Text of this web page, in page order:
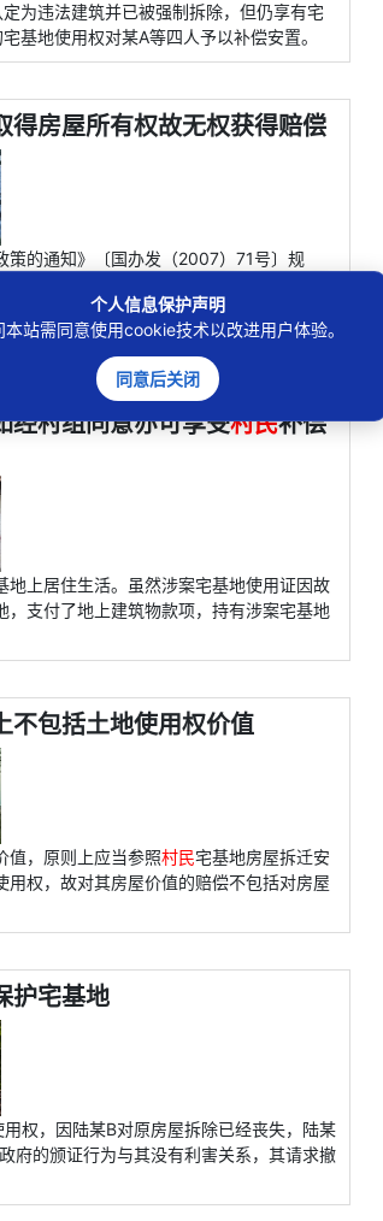
为违法建筑并已被强制拆除，但仍享有宅
基地使用权对某A等四人予以补偿安置。
得房屋所有权故无权获得赔偿
策的通知》〔国办发（2007）71号〕规
基地、农民住宅或“小产权房”。当事人并
成员合作建造案涉房屋，并未取得案涉房
经村组同意亦可享受村民补偿
上居住生活。虽然涉案宅基地使用证因故
支付了地上建筑物款项，持有涉案宅基地
不包括土地使用权价值
值，原则上应当参照村民宅基地房屋拆迁安
权，故对其房屋价值的赔偿不包括对房屋
护宅基地
权，因陆某B对原房屋拆除已经丧失，陆某
府的颁证行为与其没有利害关系，其请求撤
个人信息保护声明
本站需同意使用cookie技术以改进用户体验。
同意后关闭